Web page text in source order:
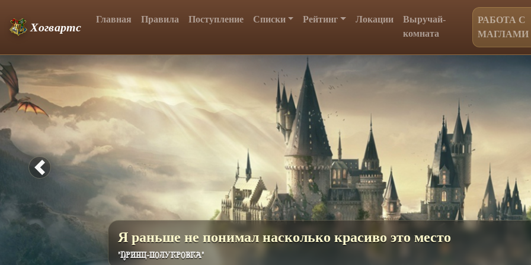
Хогвартс
Главная Правила Поступление Списки Рейтинг Локации
Выручай-
комната
РАБОТА С
МАГЛАМИ
Скоро будет доступна волшебная атрибутика
Previous